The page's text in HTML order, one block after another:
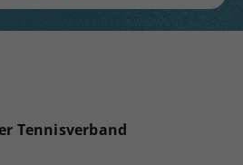
Tennisverband